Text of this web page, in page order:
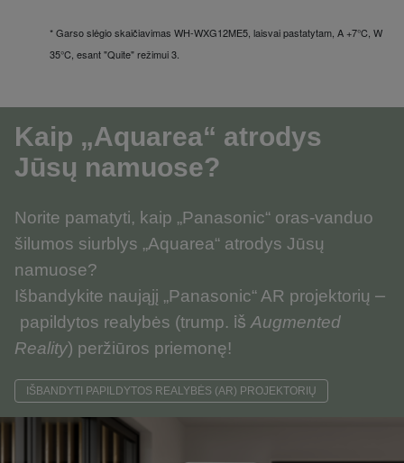
* Garso slėgio skaičiavimas WH-WXG12ME5, laisvai pastatytam, A +7°C, W
35°C, esant "Quite" režimui 3.
Kaip „Aquarea“ atrodys
Jūsų namuose?
Norite pamatyti, kaip „Panasonic“ oras-vanduo
šilumos siurblys „Aquarea“ atrodys Jūsų
namuose?
Išbandykite naująjį „Panasonic“ AR projektorių –
papildytos realybės (trump. iš Augmented
Reality) peržiūros priemonę!
IŠBANDYTI PAPILDYTOS REALYBĖS (AR) PROJEKTORIŲ